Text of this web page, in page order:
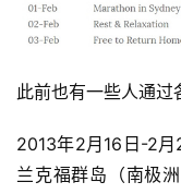
此前也有一些人通
2013年2月16日-2
兰克福群岛（南极